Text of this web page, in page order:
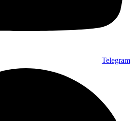
Telegram